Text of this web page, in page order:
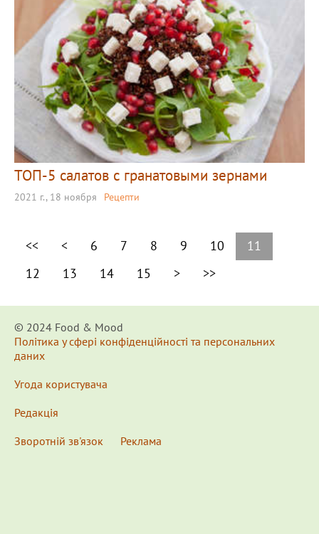
ТОП-5 салатов с гранатовыми зернами
2021 г., 18 ноября Рецепти
<< < 6 7 8 9 10
11
12
13 14 15 > >>
© 2024 Food & Мood
Політика у сфері конфіденційності та персональних
даних
Угода користувача
Редакція
Зворотній зв'язок
Реклама